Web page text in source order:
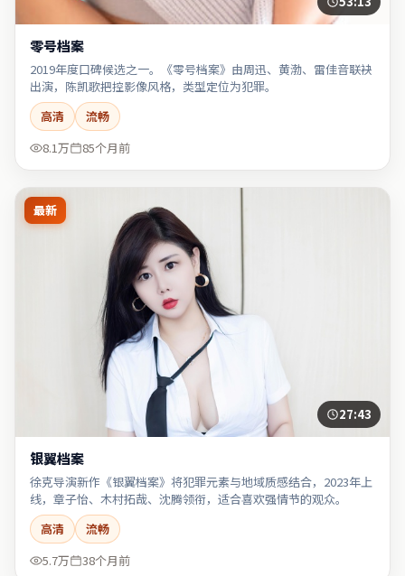
零号档案
2019年度口碑候选之一。《零号档案》由周迅、黄渤、雷佳音联袂
出演，陈凯歌把控影像风格，类型定位为犯罪。
高清
流畅
8.1万
85个月前
最新
27:43
银翼档案
徐克导演新作《银翼档案》将犯罪元素与地域质感结合，2023年上
线，章子怡、木村拓哉、沈腾领衔，适合喜欢强情节的观众。
高清
流畅
5.7万
38个月前